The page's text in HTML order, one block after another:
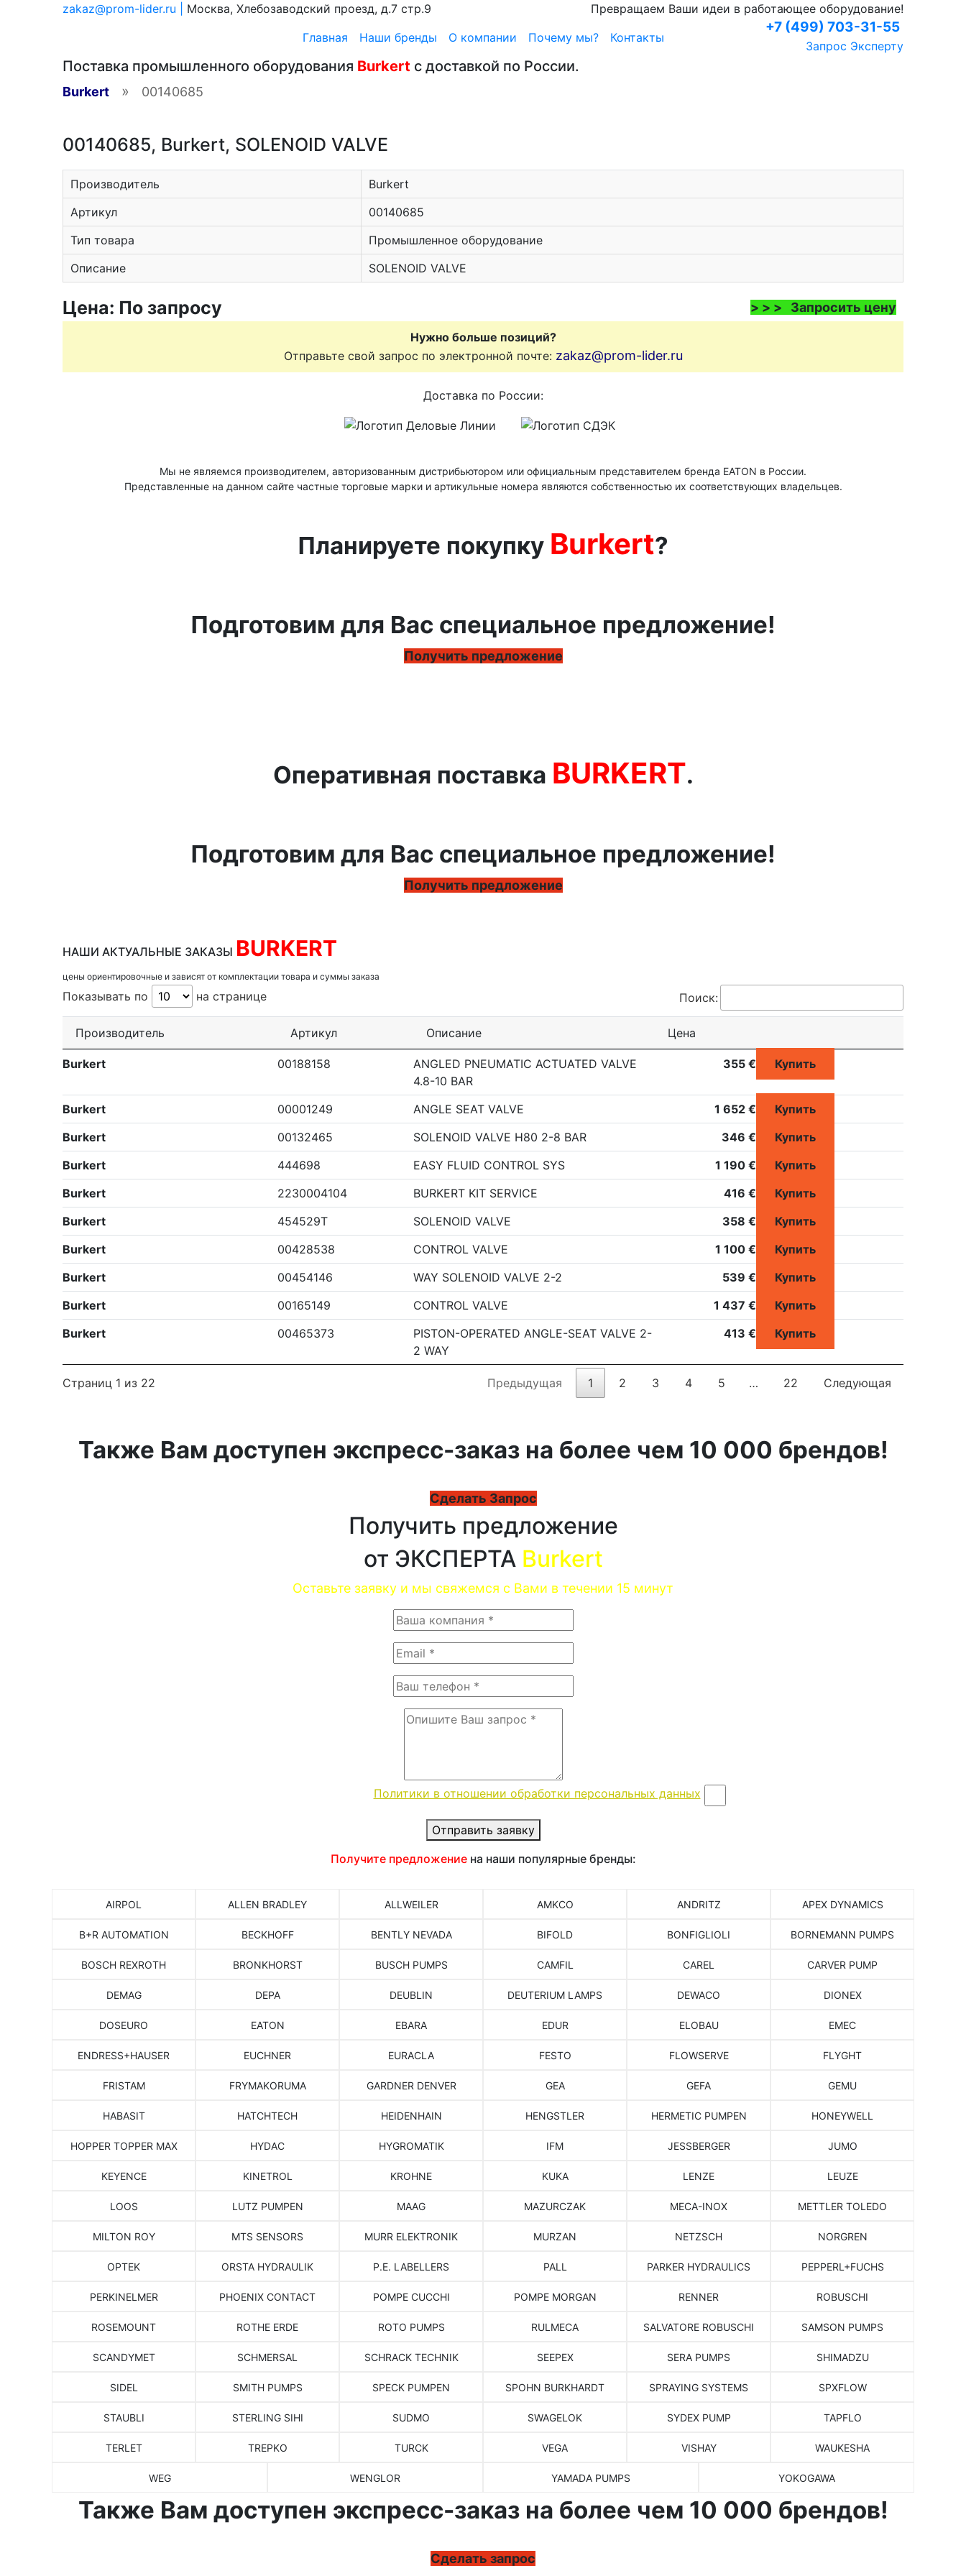
zakaz@prom-lider.ru | Москва, Хлебозаводский проезд, д.7 стр.9
Превращаем Ваши идеи в работающее оборудование!
Главная
Наши бренды О компании Почему мы? Контакты
+7 (499) 703-31-55
Запрос Эксперту
Поставка промышленного оборудования Burkert с доставкой по России.
Burkert » 00140685
00140685, Burkert, SOLENOID VALVE
Производитель
Burkert
Артикул
00140685
Тип товара
Промышленное оборудование
Описание
SOLENOID VALVE
Цена: По запросу > > > Запросить цену
Нужно больше позиций?
Отправьте свой запрос по электронной почте: zakaz@prom-lider.ru
Доставка по России:
Мы не являемся производителем, авторизованным дистрибьютором или официальным представителем бренда ЕАТОN в России.
Представленные на данном сайте частные торговые марки и артикульные номера являются собственностью их соответствующих владельцев.
Планируете покупку Burkert?
Подготовим для Вас специальное предложение!
Получить предложение
Оперативная поставка BURKERT.
Подготовим для Вас специальное предложение!
Получить предложение
НАШИ АКТУАЛЬНЫЕ ЗАКАЗЫ BURKERT
цены ориентировочные и зависят от комплектации товара и суммы заказа
Показывать по на странице Поиск:
Производитель Артикул Описание Цена
Burkert 00188158
ANGLED PNEUMATIC ACTUATED VALVE
4.8-10 BAR
355 € Купить
Burkert 00001249 ANGLE SEAT VALVE 1 652 €
Купить
Burkert
00132465 SOLENOID VALVE H80 2-8 BAR 346 €
Купить
Burkert
444698 EASY FLUID CONTROL SYS 1 190 €
Купить
Burkert
2230004104 BURKERT KIT SERVICE 416 €
Купить
Burkert
454529T SOLENOID VALVE 358 €
Купить
Burkert
00428538 CONTROL VALVE 1 100 €
Купить
Burkert
00454146 WAY SOLENOID VALVE 2-2 539 €
Купить
Burkert
00165149 CONTROL VALVE 1 437 €
Купить
Burkert
00465373
PISTON-OPERATED ANGLE-SEAT VALVE 2-
2 WAY
413 € Купить
Страниц 1 из 22 Предыдущая 1 2 3 4 5 … 22 Следующая
Также Вам доступен экспресс-заказ на более чем 10 000 брендов!
Сделать Запрос
Получить предложение
от ЭКСПЕРТА Burkert
Оставьте заявку и мы свяжемся с Вами в течении 15 минут
Политики в отношении обработки персональных данных
Отправить заявку
Получите предложениена наши популярные бренды:
AIRPOL ALLEN BRADLEY ALLWEILER AMKCO ANDRITZ APEX DYNAMICS
B+R AUTOMATION BECKHOFF BENTLY NEVADA BIFOLD BONFIGLIOLI BORNEMANN PUMPS
BOSCH REXROTH BRONKHORST BUSCH PUMPS CAMFIL CAREL CARVER PUMP
DEMAG DEPA DEUBLIN DEUTERIUM LAMPS DEWACO DIONEX
DOSEURO EATON EBARA EDUR ELOBAU EMEC
ENDRESS+HAUSER EUCHNER EURACLA FESTO FLOWSERVE FLYGHT
FRISTAM FRYMAKORUMA GARDNER DENVER GEA GEFA GEMU
HABASIT HATCHTECH HEIDENHAIN HENGSTLER HERMETIC PUMPEN HONEYWELL
HOPPER TOPPER MAX HYDAC HYGROMATIK IFM JESSBERGER JUMO
KEYENCE KINETROL KROHNE KUKA LENZE LEUZE
LOOS LUTZ PUMPEN MAAG MAZURCZAK MECA-INOX METTLER TOLEDO
MILTON ROY MTS SENSORS MURR ELEKTRONIK MURZAN NETZSCH NORGREN
OPTEK ORSTA HYDRAULIK P.E. LABELLERS PALL PARKER HYDRAULICS PEPPERL+FUCHS
PERKINELMER PHOENIX CONTACT POMPE CUCCHI POMPE MORGAN RENNER ROBUSCHI
ROSEMOUNT ROTHE ERDE ROTO PUMPS RULMECA SALVATORE ROBUSCHI SAMSON PUMPS
SCANDYMET SCHMERSAL SCHRACK TECHNIK SEEPEX SERA PUMPS SHIMADZU
SIDEL SMITH PUMPS SPECK PUMPEN SPOHN BURKHARDT SPRAYING SYSTEMS SPXFLOW
STAUBLI STERLING SIHI SUDMO SWAGELOK SYDEX PUMP TAPFLO
TERLET TREPKO TURCK VEGA VISHAY WAUKESHA
WEG WENGLOR YAMADA PUMPS YOKOGAWA
Также Вам доступен экспресс-заказ на более чем 10 000 брендов!
Сделать запрос